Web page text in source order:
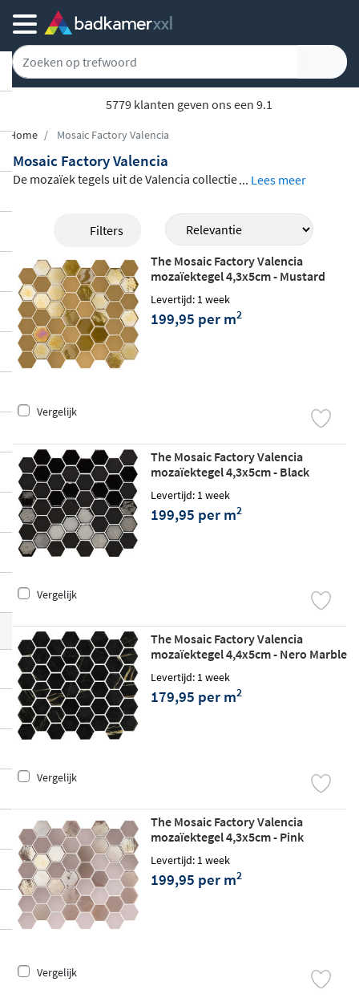
5779 klanten geven ons een 9.1
Home Mosaic Factory Valencia
Mosaic Factory Valencia
De mozaïek tegels uit de Valencia collectie
s van glasmozaïek. Het mozaïek bestaat v
oor 87% uit gerecycled glas en is daarom
een duurzame keuze. De collectie is verkri
jgbaar in twee varianten: een mix van mat
en glanzend of alleen mat. Daarnaast heb
je keuze uit verschillende trendy kleuren.
Bekijk de mozaïek tegels uit de Valencia c
... Lees meer
Filters
The Mosaic Factory Valencia
mozaïektegel 4,3x5cm - Mustard
matt/glossy
Levertijd: 1 week
199,95 per m2
Vergelijk
The Mosaic Factory Valencia
mozaïektegel 4,3x5cm - Black
Levertijd: 1 week
199,95 per m2
Vergelijk
The Mosaic Factory Valencia
mozaïektegel 4,4x5cm - Nero Marble
Print matt
Levertijd: 1 week
179,95 per m2
Vergelijk
The Mosaic Factory Valencia
mozaïektegel 4,3x5cm - Pink
matt/glossy
Levertijd: 1 week
199,95 per m2
Vergelijk